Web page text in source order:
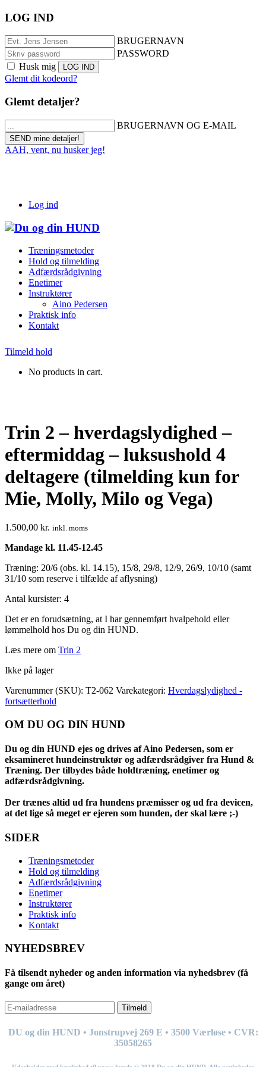
LOG IND
BRUGERNAVN
PASSWORD
Husk mig
Glemt dit kodeord?
Glemt detaljer?
BRUGERNAVN OG E-MAIL
AAH, vent, nu husker jeg!
Log ind
Træningsmetoder
Hold og tilmelding
Adfærdsrådgivning
Enetimer
Instruktører
Aino Pedersen
Praktisk info
Kontakt
Tilmeld hold
No products in cart.
Trin 2 – hverdagslydighed –
eftermiddag – luksushold 4
deltagere (tilmelding kun for
Mie, Molly, Milo og Vega)
1.500,00 kr. inkl. moms
Mandage kl. 11.45-12.45
Træning: 20/6 (obs. kl. 14.15), 15/8, 29/8, 12/9, 26/9, 10/10 (samt
31/10 som reserve i tilfælde af aflysning)
Antal kursister: 4
Det er en forudsætning, at I har gennemført hvalpehold eller
lømmelhold hos Du og din HUND.
Læs mere om Trin 2
Ikke på lager
Varenummer (SKU): T2-062 Varekategori: Hverdagslydighed -
fortsætterhold
OM DU OG DIN HUND
Du og din HUND ejes og drives af Aino Pedersen, som er
eksamineret hundeinstruktør og adfærdsrådgiver fra Hund &
Træning. Der tilbydes både holdtræning, enetimer og
adfærdsrådgivning.
Der trænes altid ud fra hundens præmisser og ud fra devicen,
at det lige så meget er ejeren som hunden, der skal lære ;-)
SIDER
Træningsmetoder
Hold og tilmelding
Adfærdsrådgivning
Enetimer
Instruktører
Praktisk info
Kontakt
NYHEDSBREV
Få tilsendt nyheder og anden information via nyhedsbrev (få
gange om året)
Tilmeld
DU og din HUND • Jonstrupvej 269 E • 3500 Værløse • CVR:
35058265